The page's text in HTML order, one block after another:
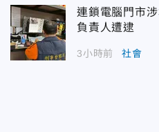
連鎖電腦門市
負責人遭逮
3小時前 社會